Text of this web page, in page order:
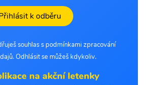
k odběru
souhlas s podmínkami zpracování
Odhlásit se můžeš kdykoliv.
na akční letenky